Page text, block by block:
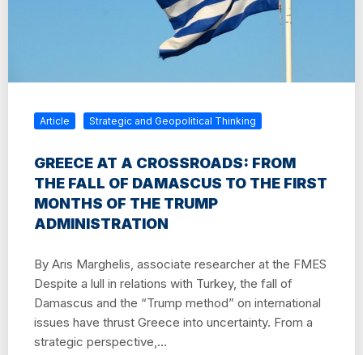
Article Strategic and Geopolitical Thinking
GREECE AT A CROSSROADS: FROM
THE FALL OF DAMASCUS TO THE FIRST
MONTHS OF THE TRUMP
ADMINISTRATION
By Aris Marghelis, associate researcher at the FMES
Despite a lull in relations with Turkey, the fall of
Damascus and the “Trump method” on international
issues have thrust Greece into uncertainty. From a
strategic perspective,...